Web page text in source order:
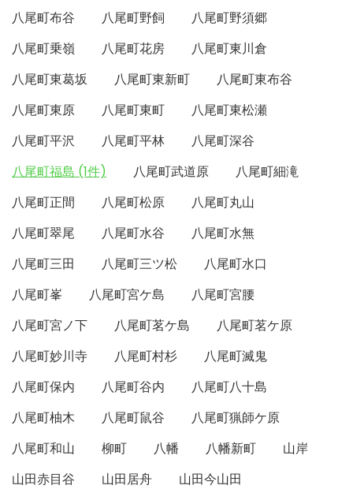
八尾町布谷
八尾町野飼
八尾町野須郷
八尾町乗嶺
八尾町花房
八尾町東川倉
八尾町東葛坂
八尾町東新町
八尾町東布谷
八尾町東原
八尾町東町
八尾町東松瀬
八尾町平沢
八尾町平林
八尾町深谷
八尾町福島 (1件)
八尾町武道原
八尾町細滝
八尾町正間
八尾町松原
八尾町丸山
八尾町翠尾
八尾町水谷
八尾町水無
八尾町三田
八尾町三ツ松
八尾町水口
八尾町峯
八尾町宮ケ島
八尾町宮腰
八尾町宮ノ下
八尾町茗ケ島
八尾町茗ケ原
八尾町妙川寺
八尾町村杉
八尾町滅鬼
八尾町保内
八尾町谷内
八尾町八十島
八尾町柚木
八尾町鼠谷
八尾町猟師ケ原
八尾町和山
柳町 八幡 八幡新町
山岸
山田赤目谷
山田居舟
山田今山田